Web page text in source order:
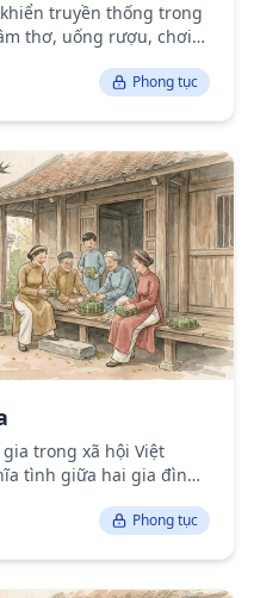
truyền thống trong
thơ, uống rượu, chơi
Phong tục
trong xã hội Việt
tình giữa hai gia đình
Phong tục